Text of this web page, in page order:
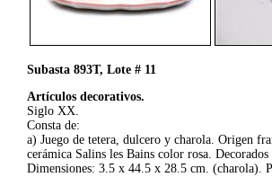
Subasta 893T, Lote # 11
Artículos decorativos.
Siglo XX.
Consta de:
a) Juego de tetera, dulcero y charola. Origen
cerámica Salins les Bains color rosa.
Dimensiones: 3.5 x 44.5 x 28.5 cm. (charola).